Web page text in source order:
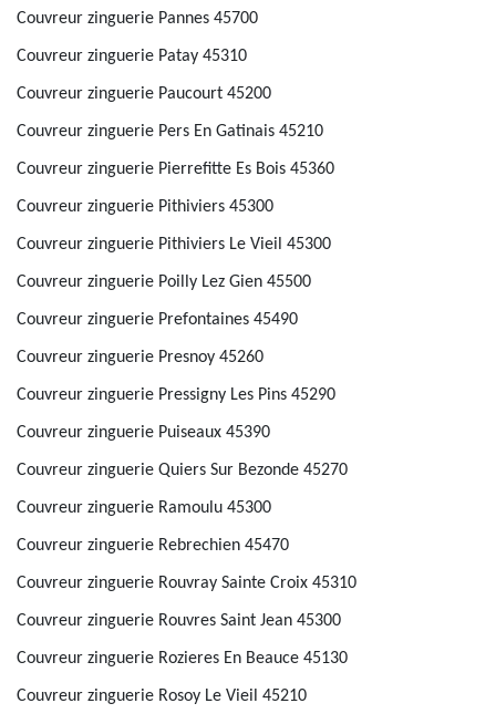
Couvreur zinguerie Pannes 45700
Couvreur zinguerie Patay 45310
Couvreur zinguerie Paucourt 45200
Couvreur zinguerie Pers En Gatinais 45210
Couvreur zinguerie Pierrefitte Es Bois 45360
Couvreur zinguerie Pithiviers 45300
Couvreur zinguerie Pithiviers Le Vieil 45300
Couvreur zinguerie Poilly Lez Gien 45500
Couvreur zinguerie Prefontaines 45490
Couvreur zinguerie Presnoy 45260
Couvreur zinguerie Pressigny Les Pins 45290
Couvreur zinguerie Puiseaux 45390
Couvreur zinguerie Quiers Sur Bezonde 45270
Couvreur zinguerie Ramoulu 45300
Couvreur zinguerie Rebrechien 45470
Couvreur zinguerie Rouvray Sainte Croix 45310
Couvreur zinguerie Rouvres Saint Jean 45300
Couvreur zinguerie Rozieres En Beauce 45130
Couvreur zinguerie Rosoy Le Vieil 45210